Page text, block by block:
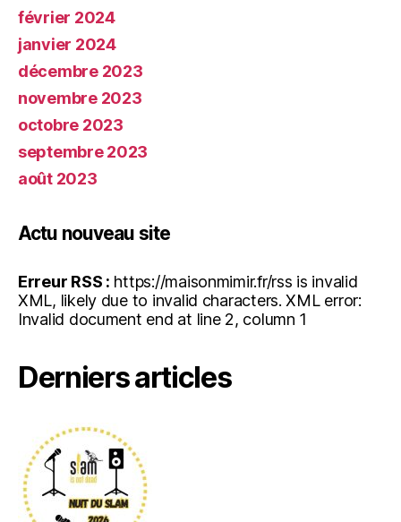
février 2024
janvier 2024
décembre 2023
novembre 2023
octobre 2023
septembre 2023
août 2023
Actu nouveau site
Erreur RSS : https://maisonmimir.fr/rss is invalid
XML, likely due to invalid characters. XML error:
Invalid document end at line 2, column 1
Derniers articles